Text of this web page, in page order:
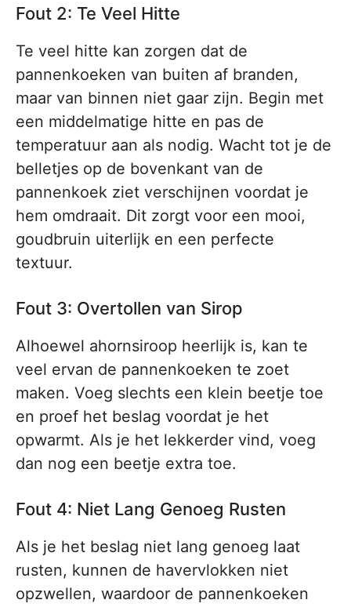
Fout 2: Te Veel Hitte
Te veel hitte kan zorgen dat de
pannenkoeken van buiten af branden,
maar van binnen niet gaar zijn. Begin met
een middelmatige hitte en pas de
temperatuur aan als nodig. Wacht tot je de
belletjes op de bovenkant van de
pannenkoek ziet verschijnen voordat je
hem omdraait. Dit zorgt voor een mooi,
goudbruin uiterlijk en een perfecte
textuur.
Fout 3: Overtollen van Sirop
Alhoewel ahornsiroop heerlijk is, kan te
veel ervan de pannenkoeken te zoet
maken. Voeg slechts een klein beetje toe
en proef het beslag voordat je het
opwarmt. Als je het lekkerder vind, voeg
dan nog een beetje extra toe.
Fout 4: Niet Lang Genoeg Rusten
Als je het beslag niet lang genoeg laat
rusten, kunnen de havervlokken niet
opzwellen, waardoor de pannenkoeken